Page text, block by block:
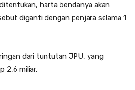
harta bendanya akan
diganti dengan penjara selama 1
dari tuntutan JPU, yang
2,6 miliar.